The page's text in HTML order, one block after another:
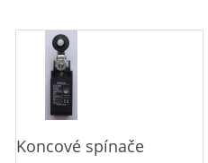
Koncové spínače